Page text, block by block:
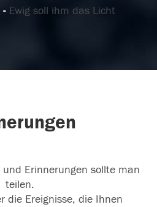
Ewig soll ihm das Licht
und Erinnerungen sollte man
teilen.
die Ereignisse, die Ihnen